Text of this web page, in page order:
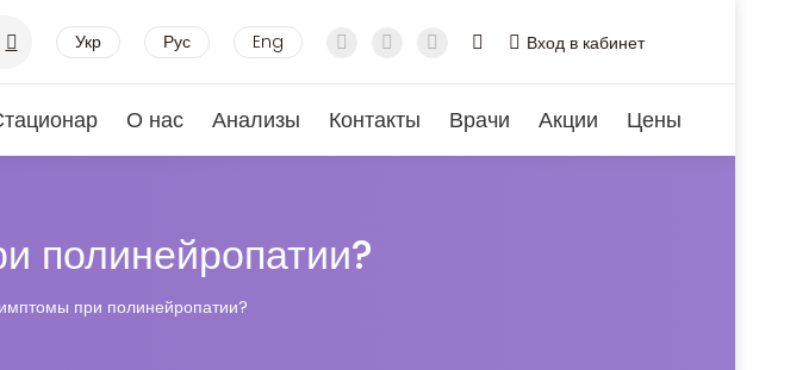
Укр Рус Eng Вход в кабинет
О нас Анализы Контакты Врачи Акции Цены
полинейропатии?
при полинейропатии?